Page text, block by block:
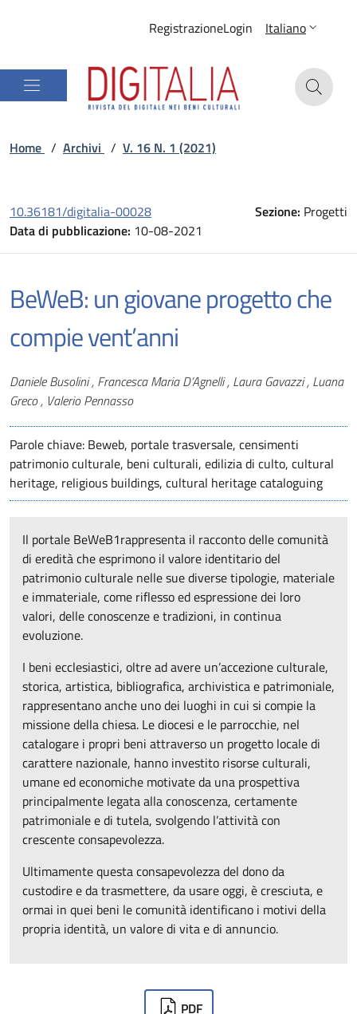
RegistrazioneLogin Italiano
Home / Archivi / V. 16 N. 1 (2021)
10.36181/digitalia-00028 Sezione: Progetti
Data di pubblicazione: 10-08-2021
BeWeB: un giovane progetto che
compie vent’anni
Autori
Daniele Busolini , Francesca Maria D’Agnelli , Laura Gavazzi , Luana
Greco , Valerio Pennasso
Parole chiave: Beweb, portale trasversale, censimenti
patrimonio culturale, beni culturali, edilizia di culto, cultural
heritage, religious buildings, cultural heritage cataloguing
Il portale BeWeB1rappresenta il racconto delle comunità
di eredità che esprimono il valore identitario del
patrimonio culturale nelle sue diverse tipologie, materiale
e immateriale, come riflesso ed espressione dei loro
valori, delle conoscenze e tradizioni, in continua
evoluzione.
I beni ecclesiastici, oltre ad avere un’accezione culturale,
storica, artistica, bibliografica, archivistica e patrimoniale,
rappresentano anche uno dei luoghi in cui si compie la
missione della chiesa. Le diocesi e le parrocchie, nel
catalogare i propri beni attraverso un progetto locale di
carattere nazionale, hanno investito risorse culturali,
umane ed economiche motivate da una prospettiva
principalmente legata alla conoscenza, certamente
patrimoniale e di tutela, svolgendo l’attività con
crescente consapevolezza.
Ultimamente questa consapevolezza del dono da
custodire e da trasmettere, da usare oggi, è cresciuta, e
ormai in quei beni le comunità identificano i motivi della
propria identità, un valore di vita e di annuncio.
PDF